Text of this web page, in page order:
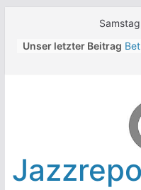
Unser letzter Beitrag